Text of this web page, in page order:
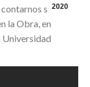
2020
sobre
la Obra, en
Universidad